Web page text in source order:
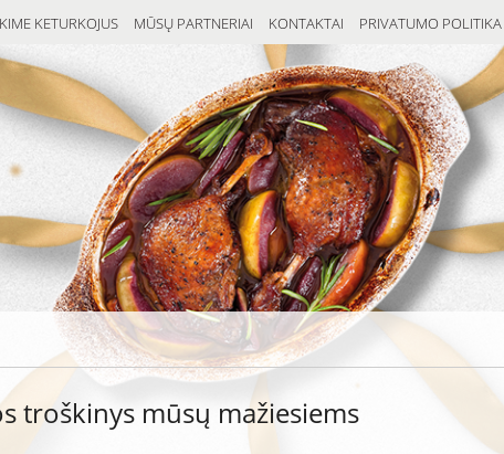
KETURKOJUS MŪSŲ PARTNERIAI KONTAKTAI PRIVATUMO POLITIKA
troškinys mūsų mažiesiems